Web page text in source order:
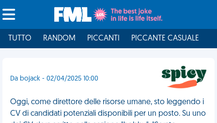
TUTTO RANDOM PICCANTI PICCANTE CASUALE
Da bojack - 02/04/2025 10:00
Oggi, come direttore delle risorse umane, sto leggendo i
CV di candidati potenziali disponibili per un posto. Su uno